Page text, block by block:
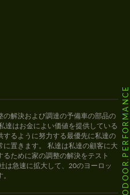
@HODOOR.PERFORMANCE
の解決および調達の予備車の部品の
達はお金によい価値を提供している
するように努力する最優先に私達の
に置きます。 私達は私達の顧客に大
るために家の調整の解決をテスト
は急速に拡大して、20のヨーロッ